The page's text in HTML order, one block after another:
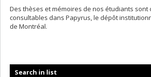
Des thèses et mémoires de nos étudiants sont
consultables dans Papyrus, le dépôt
de Montréal.
Search in list